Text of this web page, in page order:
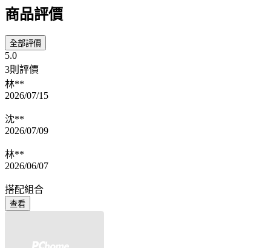
商品評價
全部評價
5.0
3則評價
林**
2026/07/15
沈**
2026/07/09
林**
2026/06/07
搭配組合
查看